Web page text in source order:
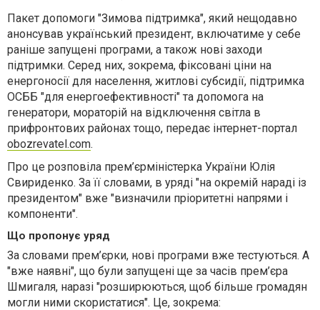
Пакет допомоги "Зимова підтримка", який нещодавно
анонсував український президент, включатиме у себе
раніше запущені програми, а також нові заходи
підтримки. Серед них, зокрема, фіксовані ціни на
енергоносії для населення, житлові субсидії, підтримка
ОСББ "для енергоефективності" та допомога на
генератори, мораторій на відключення світла в
прифронтових районах тощо, передає інтернет-портал
obozrevatel.com.
Про це розповіла прем’єрміністерка України Юлія
Свириденко. За її словами, в уряді "на окремій нараді із
президентом" вже "визначили пріоритетні напрями і
компоненти".
Що пропонує уряд
За словами прем’єрки, нові програми вже тестуються. А
"вже наявні", що були запущені ще за часів прем’єра
Шмигаля, наразі "розширюються, щоб більше громадян
могли ними скористатися". Це, зокрема: